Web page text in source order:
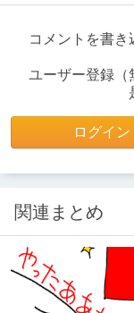
コメントを書き
ユーザー登録（
ログイン
関連まとめ